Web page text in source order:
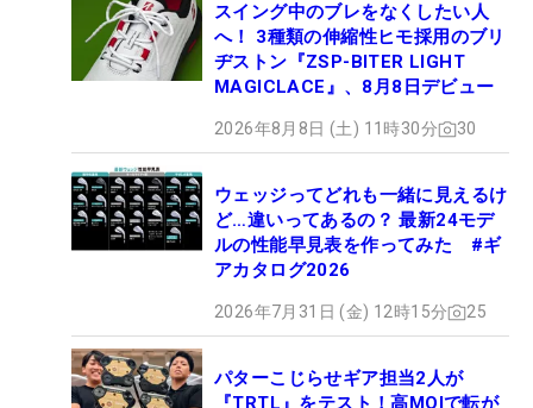
スイング中のブレをなくしたい人
へ！ 3種類の伸縮性ヒモ採用のブリ
ヂストン『ZSP-BITER LIGHT
MAGICLACE』、8月8日デビュー
2026年8月8日 (土) 11時30分 30
ウェッジってどれも一緒に見えるけ
ど…違いってあるの？ 最新24モデ
ルの性能早見表を作ってみた #ギ
アカタログ2026
2026年7月31日 (金) 12時15分 25
パターこじらせギア担当2人が
『TRTL』をテスト！高MOIで転が